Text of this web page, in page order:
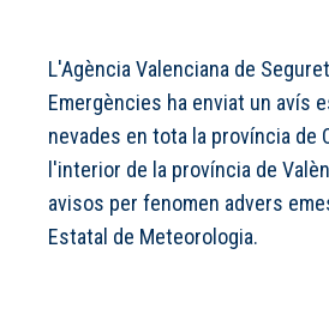
L'Agència Valenciana de
Emergències ha enviat un avís
nevades en tota la província de
l'interior de la província de
avisos per fenomen advers
Estatal de Meteorologia.